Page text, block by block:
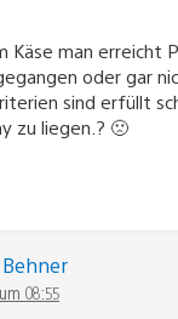
Käse man erreicht
oder gar
sind erfüllt
zu liegen.? 🙁
Behner
08:55